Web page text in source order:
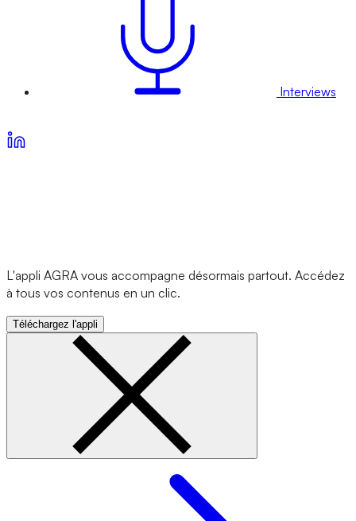
Interviews
L'appli AGRA vous accompagne désormais partout. Accédez
à tous vos contenus en un clic.
Téléchargez l'appli